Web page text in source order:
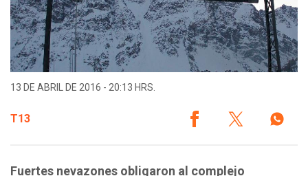
13 DE ABRIL DE 2016 - 20:13 HRS.
T13
Fuertes nevazones obligaron al complejo